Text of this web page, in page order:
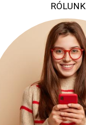
RÓLUNK